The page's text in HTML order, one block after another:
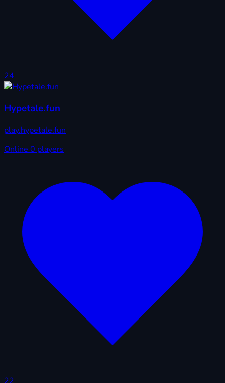
24
Hypetale.fun
play.hypetale.fun
Online 0 players